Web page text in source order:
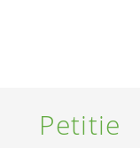
Petitie